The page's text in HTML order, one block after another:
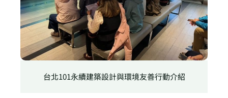
台北101永續建築設計與環境友善行動介紹